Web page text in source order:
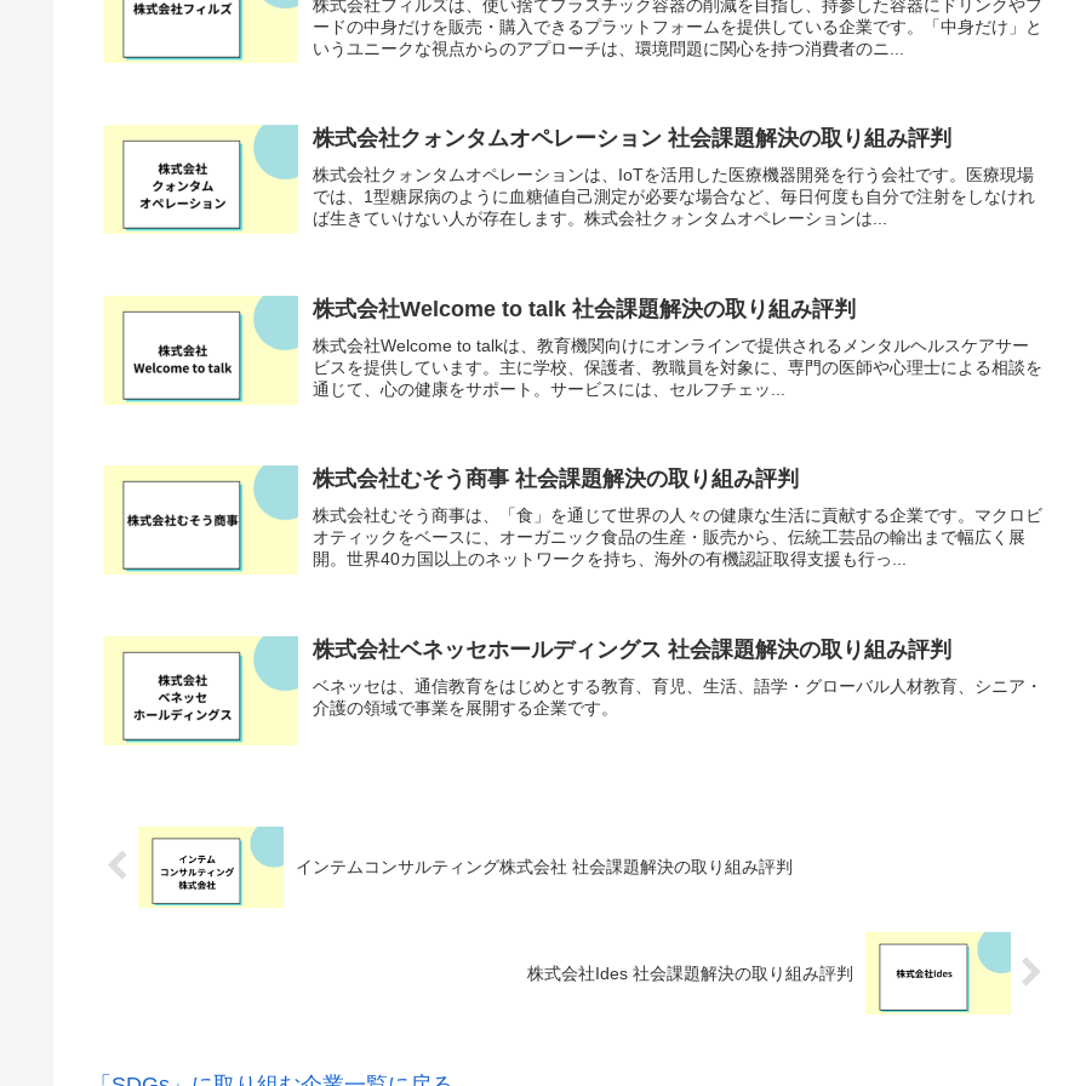
株式会社フィルズは、使い捨てプラスチック容器の削減を目指し、持参した容器にドリンクやフ
ードの中身だけを販売・購入できるプラットフォームを提供している企業です。「中身だけ」と
いうユニークな視点からのアプローチは、環境問題に関心を持つ消費者のニ...
株式会社クォンタムオペレーション 社会課題解決の取り組み評判
株式会社クォンタムオペレーションは、IoTを活用した医療機器開発を行う会社です。医療現場
では、1型糖尿病のように血糖値自己測定が必要な場合など、毎日何度も自分で注射をしなけれ
ば生きていけない人が存在します。株式会社クォンタムオペレーションは...
株式会社Welcome to talk 社会課題解決の取り組み評判
株式会社Welcome to talkは、教育機関向けにオンラインで提供されるメンタルヘルスケアサー
ビスを提供しています。主に学校、保護者、教職員を対象に、専門の医師や心理士による相談を
通じて、心の健康をサポート。サービスには、セルフチェッ...
株式会社むそう商事 社会課題解決の取り組み評判
株式会社むそう商事は、「食」を通じて世界の人々の健康な生活に貢献する企業です。マクロビ
オティックをベースに、オーガニック食品の生産・販売から、伝統工芸品の輸出まで幅広く展
開。世界40カ国以上のネットワークを持ち、海外の有機認証取得支援も行っ...
株式会社ベネッセホールディングス 社会課題解決の取り組み評判
ベネッセは、通信教育をはじめとする教育、育児、生活、語学・グローバル人材教育、シニア・
介護の領域で事業を展開する企業です。
インテムコンサルティング株式会社 社会課題解決の取り組み評判
株式会社Ides 社会課題解決の取り組み評判